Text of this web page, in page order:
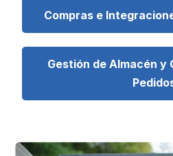
Compras e
Gestión de Almacén y